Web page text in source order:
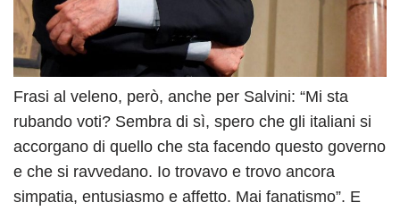
Frasi al veleno, però, anche per Salvini: “Mi sta
rubando voti? Sembra di sì, spero che gli italiani si
accorgano di quello che sta facendo questo governo
e che si ravvedano. Io trovavo e trovo ancora
simpatia, entusiasmo e affetto. Mai fanatismo”. E